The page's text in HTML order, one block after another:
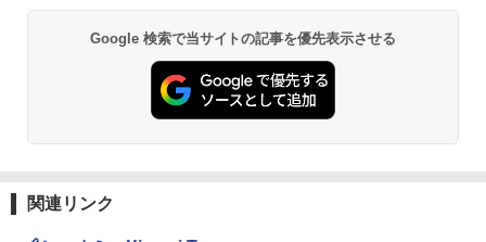
Google 検索で当サイトの記事を優先表示させる
関連リンク